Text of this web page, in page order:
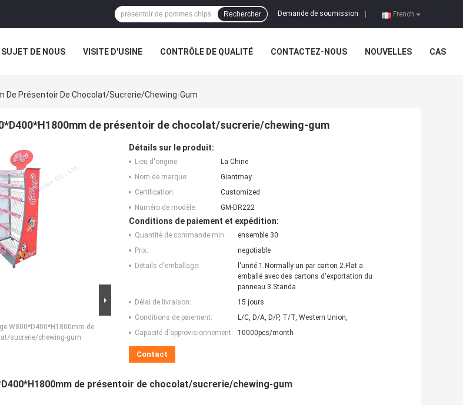
French
Demande de soumission
Rechercher
DE NOUS VISITE D'USINE CONTRÔLE DE QUALITÉ CONTACTEZ-NOUS NOUVELLES CAS
De Présentoir De Chocolat/sucrerie/chewing-Gum
de présentoir de chocolat/sucrerie/chewing-gum
W800*D400*H1800mm de
sucrerie/chewing-gum
Détails sur le produit:
Lieu d'origine:
La Chine
Nom de marque:
Giantmay
Certification:
Customized
Numéro de modèle:
GM-DR222
Conditions de paiement et expédition:
Quantité de commande min:
ensemble 30
Prix:
negotiable
Détails d'emballage:
l'unité 1.Normally un par carton 2.Flat a
emballé avec des cartons d'exportation du
panneau 3.Standa
Délai de livraison:
15 jours
Conditions de paiement:
L/C, D/A, D/P, T/T, Western Union,
Capacité d'approvisionnement:
10000pcs/month
Contact
de présentoir de chocolat/sucrerie/chewing-gum